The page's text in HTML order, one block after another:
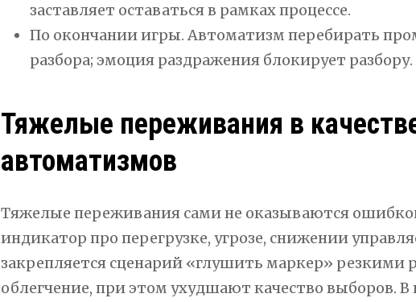
заставляет оставаться в рамках процессе.
По окончании игры. Автоматизм перебирать
разбора; эмоция раздражения блокирует разбору.
Тяжелые переживания в
автоматизмов
Тяжелые переживания сами не оказываются
индикатор про перегрузке, угрозе, снижении
закрепляется сценарий «глушить маркер» резкими
облегчение, при этом ухудшают качество выборов.